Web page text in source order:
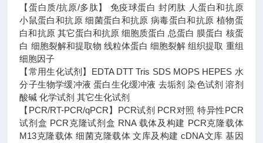
【蛋白质/抗原/多肽】 免疫球蛋白 封闭肽 人蛋白和抗原
小鼠蛋白和抗原 细菌蛋白和抗原 病毒蛋白和抗原 植物蛋
白和抗原 其它蛋白和抗原 细胞质蛋白 总蛋白 膜蛋白 核蛋
白 细胞裂解和提取物 线粒体蛋白 细胞裂解 组织提取 重组
细胞因子
【常用生化试剂】EDTA DTT Tris SDS MOPS HEPES 水
分子生物学缓冲液 蛋白生化缓冲液 去垢剂 染色试剂 溶剂
酸碱 化学试剂 其它生化试剂
【PCR/RT-PCR/qPCR】PCR试剂 PCR对照 特异性PCR
试剂盒 PCR克隆试剂盒 RNA 载体及构建 PCR克隆载体
M13克隆载体 细菌克隆载体 文库及构建 cDNA文库 基因